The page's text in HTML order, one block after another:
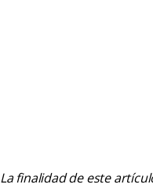
La finalidad de este